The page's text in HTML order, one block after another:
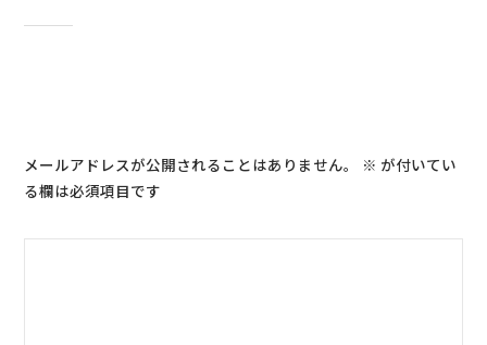
メールアドレスが公開されることはありません。 ※ が付いてい
る欄は必須項目です